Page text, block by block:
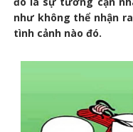
như không thể nhận
tình cảnh nào đó.